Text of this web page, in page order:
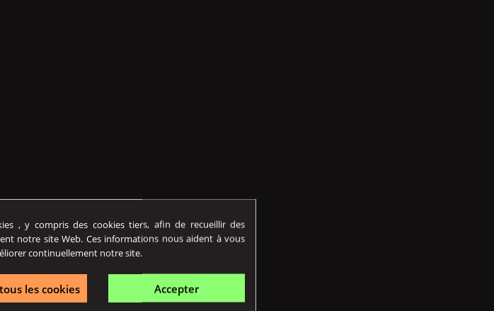
, y compris des cookies tiers, afin de recueillir des
notre site Web. Ces informations nous aident à vous
continuellement notre site.
Accepter
les cookies